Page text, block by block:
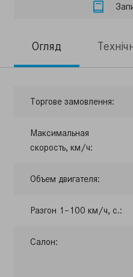
Огляд
Торгове замовлення:
Максимальная
скорость, км/ч:
Объем двигателя:
Разгон 1–100 км/ч, с.:
Салон: